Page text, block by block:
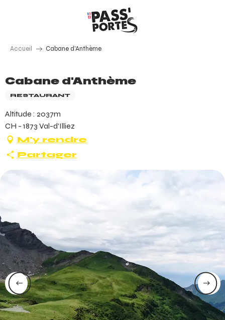
Accueil Cabane d'Anthème
Cabane d'Anthème
RESTAURANT
Altitude : 2037m
CH - 1873 Val-d'Illiez
M'y rendre
Partager